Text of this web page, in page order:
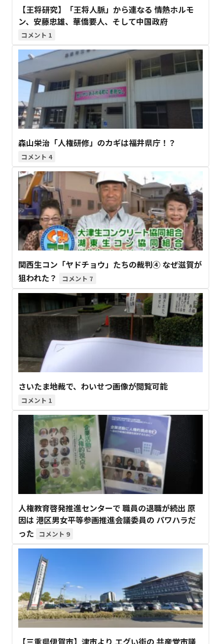
【王将研究】「王将人脈」から連なる 情熱ホルモ
ン、安藤忠雄、華僑要人、そして中国政府
1
森山栄治「人権研修」のカギは福井県庁！？
4
関西生コン「ヤドチョウ」たちの裁判④ なぜ滋賀が
狙われた？
7
さいたま地裁で、わいせつ画像が閲覧可能
1
人権教育啓発推進センターで 職員の退職が続出 原
因は 港区男女平等参画推進会議委員の パワハラだ
った
9
【三重県伊賀市】津市より エグい街の 共産党市議